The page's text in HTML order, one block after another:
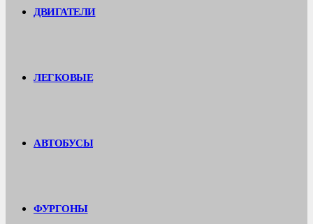
ДВИГАТЕЛИ
ЛЕГКОВЫЕ
АВТОБУСЫ
ФУРГОНЫ